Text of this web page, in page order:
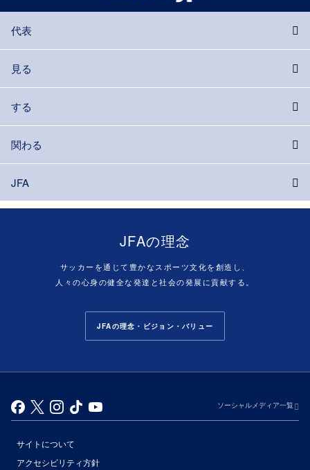
代表
見る
する
関わる
JFA
JFAの理念
サッカーを通じて豊かなスポーツ文化を創造し、
人々の心身の健全な発達と社会の発展に貢献する。
JFAの理念・ビジョン・バリュー
ソーシャルメディア一覧
サイトについて
アクセシビリティ方針